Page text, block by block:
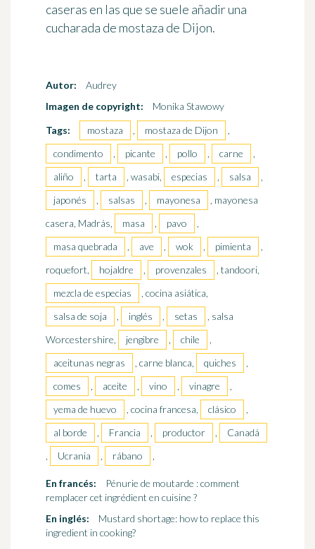
caseras en las que se suele añadir una
cucharada de mostaza de Dijon.
Autor:
Audrey
Imagen de copyright:
Monika Stawowy
Tags:
mostaza , mostaza de Dijon
,
condimento
, picante , pollo , carne
,
aliño
, tarta , wasabi, especias , salsa
,
japonés
, salsas , mayonesa
, mayonesa
casera, Madrás,
masa , pavo
,
masa quebrada
, ave , wok , pimienta
,
roquefort,
hojaldre , provenzales
, tandoori,
mezcla de especias
, cocina asiática,
salsa de soja
, inglés , setas
, salsa
Worcestershire,
jengibre , chile
,
aceitunas negras
, carne blanca, quiches
,
comes
, aceite , vino , vinagre
,
yema de huevo
, cocina francesa, clásico
,
al borde
, Francia , productor ,
Canadá
,
Ucrania , rábano ,
En francés:
Pénurie de moutarde : comment
remplacer cet ingrédient en cuisine ?
En inglés:
Mustard shortage: how to replace this
ingredient in cooking?